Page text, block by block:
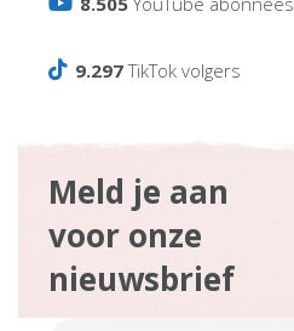
9.297TikTok volgers
Meld je aan
voor onze
nieuwsbrief